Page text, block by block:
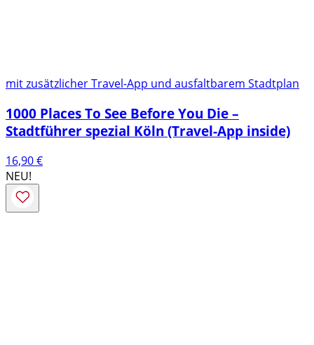
mit zusätzlicher Travel-App und ausfaltbarem Stadtplan
1000 Places To See Before You Die –
Stadtführer spezial Köln (Travel-App inside)
16,90€
NEU!